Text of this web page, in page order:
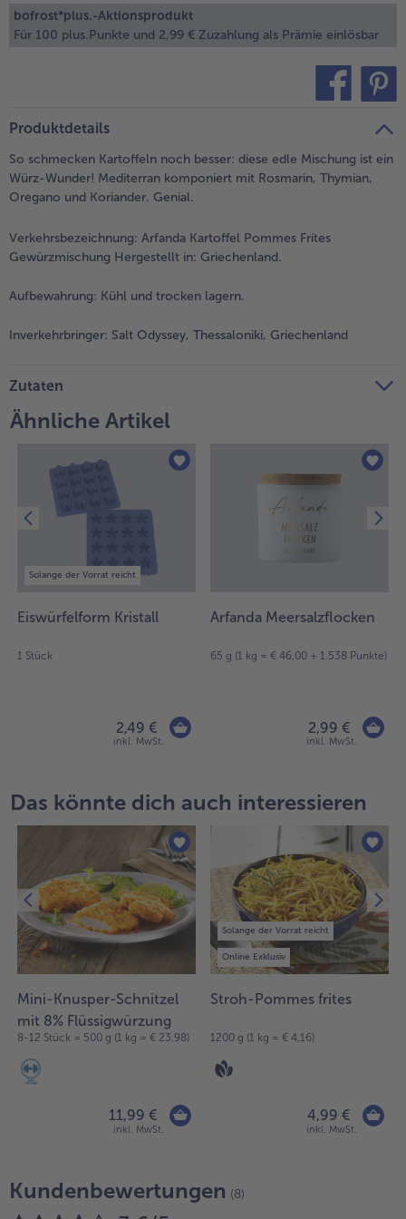
alle Brot & Brötchen
Kuchen & Torten
alle Süßspeisen
alle Obst
Wein & Spirituosen
alle Wein & Spirituosen
Küchenutensilien
alle Für die Heißluftfritteuse
bofrost*free
alle bofrost*high Protein
alle bofrost*plus.
bofrost*plus.-Aktionsprodukt
Für 100 plus.Punkte und 2,99 € Zuzahlung als Prämie einlösbar
Produktdetails
So schmecken Kartoffeln noch besser: diese edle Mischung ist ein
Würz-Wunder! Mediterran komponiert mit Rosmarin, Thymian,
Oregano und Koriander. Genial.
Verkehrsbezeichnung: Arfanda Kartoffel Pommes Frites
Gewürzmischung Hergestellt in: Griechenland.
Aufbewahrung: Kühl und trocken lagern.
Inverkehrbringer: Salt Odyssey, Thessaloniki, Griechenland
Zutaten
Ähnliche Artikel
Solange der Vorrat reicht
Eiswürfelform Kristall
1 Stück
2,49 €
inkl. MwSt.
Arfanda Meersalzflocken
65 g (1 kg = € 46,00 + 1.538 Punkte)
2,99 €
inkl. MwSt.
Das könnte dich auch interessieren
Mini-Knusper-Schnitzel
mit 8% Flüssigwürzung
8-12 Stück = 500 g (1 kg = € 23,98)
11,99 €
inkl. MwSt.
Solange der Vorrat reicht
Online Exklusiv
Stroh-Pommes frites
1200 g (1 kg = € 4,16)
4,99 €
inkl. MwSt.
Kundenbewertungen (8)